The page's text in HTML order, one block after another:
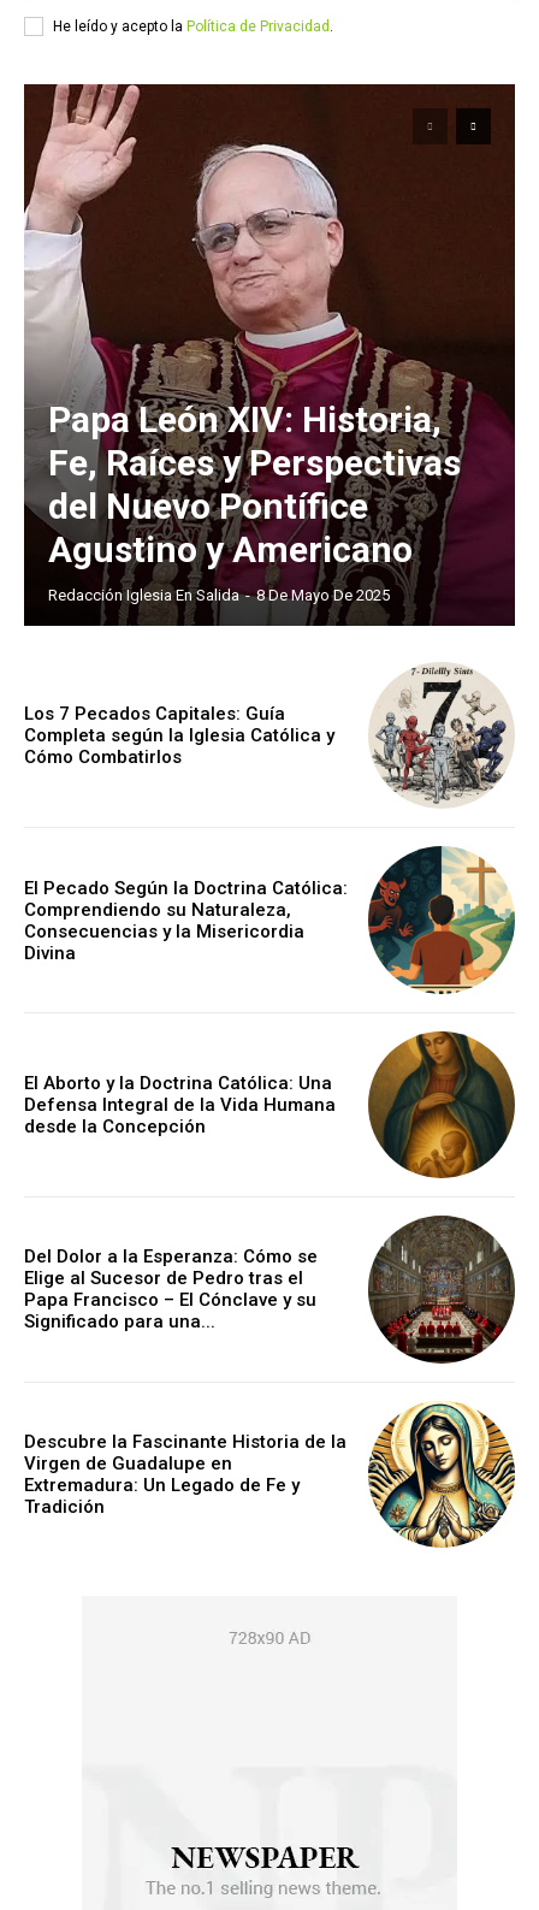
He leído y acepto la Política de Privacidad
Papa León XIV: Historia,
Fe, Raíces y Perspectivas
del Nuevo Pontífice
Agustino y Americano
Redacción Iglesia En Salida - 8 De Mayo De 2025
Los 7 Pecados Capitales: Guía
Completa según la Iglesia Católica y
Cómo Combatirlos
El Pecado Según la Doctrina Católica:
Comprendiendo su Naturaleza,
Consecuencias y la Misericordia
Divina
El Aborto y la Doctrina Católica: Una
Defensa Integral de la Vida Humana
desde la Concepción
Del Dolor a la Esperanza: Cómo se
Elige al Sucesor de Pedro tras el
Papa Francisco – El Cónclave y su
Significado para una...
Descubre la Fascinante Historia de la
Virgen de Guadalupe en
Extremadura: Un Legado de Fe y
Tradición